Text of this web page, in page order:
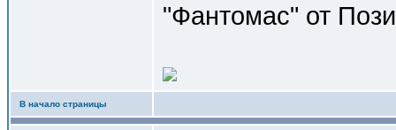
"Фантомас" от
В начало страницы